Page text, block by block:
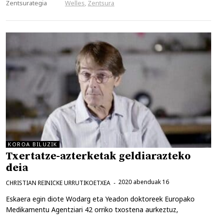
Zentsurategia
Welles, Zentsura
KOROA BILUZIK
Txertatze-azterketak geldiarazteko
deia
2020 abenduak 16
CHRISTIAN REINICKE URRUTIKOETXEA
Eskaera egin diote Wodarg eta Yeadon doktoreek Europako
Medikamentu Agentziari 42 orriko txostena aurkeztuz,